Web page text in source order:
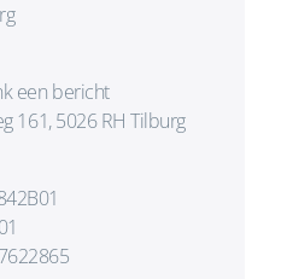
een bericht
161, 5026 RH Tilburg